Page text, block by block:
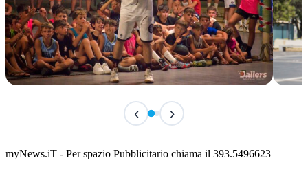
Classic Contest 3vs3 Memorial Michele
📅 6 Agosto 2026 · 09:00 · 📍 Lungomare C. Colombo
‹ ›
myNews.iT - Per spazio Pubblicitario chiama il 393.5496623